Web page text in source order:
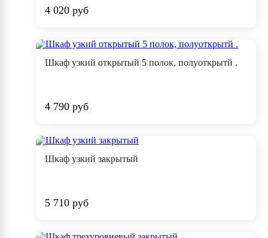
4 020 руб
Шкаф узкий открытый 5 полок, полуоткрытй .
4 790 руб
Шкаф узкий закрытый
5 710 руб